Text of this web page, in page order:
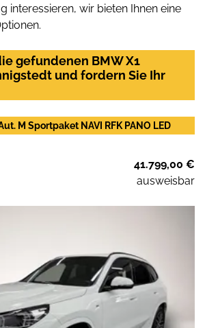
interessieren, wir bieten Ihnen eine
gefundenen BMW X1
und fordern Sie Ihr
M Sportpaket NAVI RFK PANO LED
41.799,00 €
ausweisbar